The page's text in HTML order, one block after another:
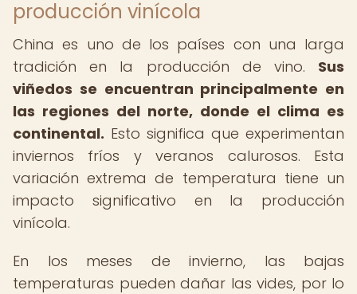
producción vinícola
China es uno de los países con una larga
tradición en la producción de vino. Sus
viñedos se encuentran principalmente en
las regiones del norte, donde el clima es
continental. Esto significa que experimentan
inviernos fríos y veranos calurosos. Esta
variación extrema de temperatura tiene un
impacto significativo en la producción
vinícola.
En los meses de invierno, las bajas
temperaturas pueden dañar las vides, por lo